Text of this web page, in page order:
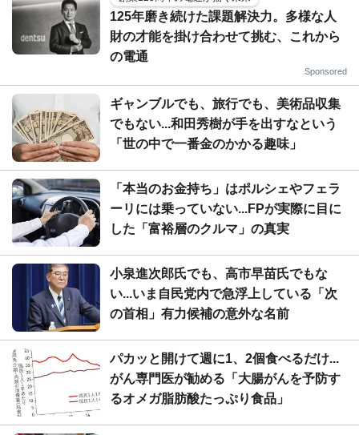
125年磨き続けた課題解決力。多様な人
財の才能を掛け合わせて挑む、これから
の電通
Sponsored
ギャンブルでも、旅行でも、美術品収集
でもない...和田秀樹が手を出すなという
「世の中で一番金のかかる趣味」
「本当のお金持ち」はポルシェやフェラ
ーリには乗っていない...FPが実際に目に
した「富裕層のクルマ」の真実
小泉進次郎氏でも、高市早苗氏でもな
い...いま自民党内で急浮上している「次
の首相」有力候補の意外な名前
パカッと開けて週に1、2個食べるだけ...
がん専門医が勧める「大腸がんを予防す
るオメガ脂肪酸たっぷり食品」